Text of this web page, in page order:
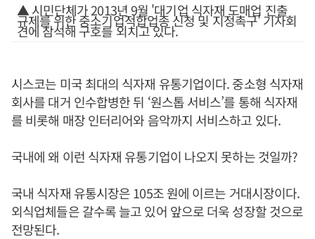
▲ 시민단체가 2013년 9월 '대기업 식자재 도매업 진출
규제를 위한 중소기업적합업종 신청 및 지정촉구' 기자회
견에 참석해 구호를 외치고 있다.
시스코는 미국 최대의 식자재 유통기업이다. 중소형 식자재
회사를 대거 인수합병한 뒤 ‘원스톱 서비스’를 통해 식자재
를 비롯해 매장 인터리어와 음악까지 서비스하고 있다.
국내에 왜 이런 식자재 유통기업이 나오지 못하는 것일까?
국내 식자재 유통시장은 105조 원에 이르는 거대시장이다.
외식업체들은 갈수록 늘고 있어 앞으로 더욱 성장할 것으로
전망된다.